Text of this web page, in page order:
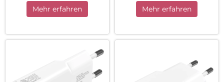
Mehr erfahren Mehr erfahren